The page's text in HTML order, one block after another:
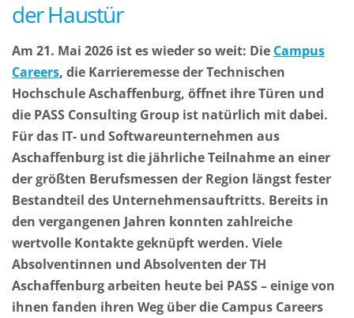
der Haustür
Am 21. Mai 2026 ist es wieder so weit: Die Campus
Careers, die Karrieremesse der Technischen
Hochschule Aschaffenburg, öffnet ihre Türen und
die PASS Consulting Group ist natürlich mit dabei.
Für das IT- und Softwareunternehmen aus
Aschaffenburg ist die jährliche Teilnahme an einer
der größten Berufsmessen der Region längst fester
Bestandteil des Unternehmensauftritts. Bereits in
den vergangenen Jahren konnten zahlreiche
wertvolle Kontakte geknüpft werden. Viele
Absolventinnen und Absolventen der TH
Aschaffenburg arbeiten heute bei PASS – einige von
ihnen fanden ihren Weg über die Campus Careers